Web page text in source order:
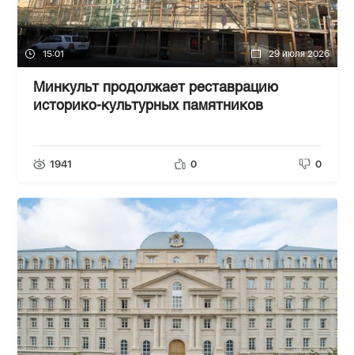
15:01 29 июля 2026
Минкульт продолжает реставрацию
историко-культурных памятников
1941 0 0